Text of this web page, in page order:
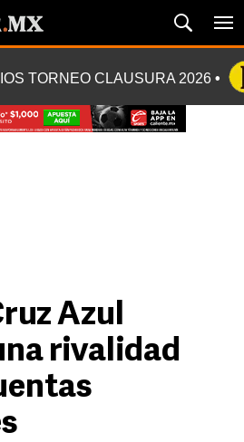
TORNEO CLAUSURA 2026
Azul
rivalidad